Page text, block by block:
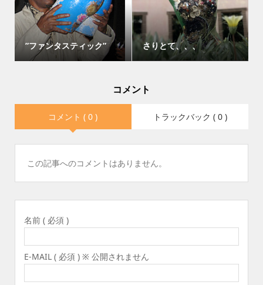
”ファンタスティック” さりとて、、、
コメント
コメント ( 0 ) トラックバック ( 0 )
この記事へのコメントはありません。
名前 ( 必須 )
E-MAIL ( 必須 ) ※ 公開されません